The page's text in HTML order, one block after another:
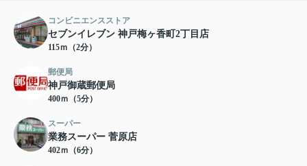
コンビニエンスストア
セブンイレブン 神戸梅ヶ香町2丁目店
115ｍ（2分）
郵便局
神戸御蔵郵便局
400ｍ（5分）
スーパー
業務スーパー 菅原店
402ｍ（6分）